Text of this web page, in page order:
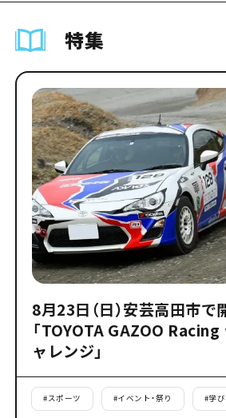
特集
8月23日（日）安芸高田市で
「TOYOTA GAZOO Racing
ャレンジ」
#スポーツ #イベント・祭り #学び